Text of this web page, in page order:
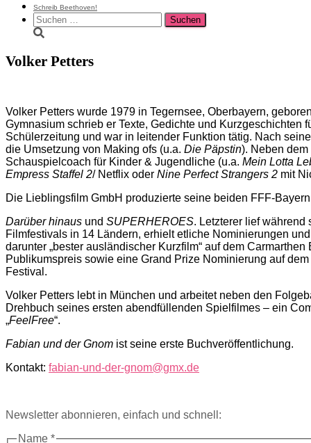
Schreib Beethoven!
Suchen
nach:
Volker Petters
Volker Petters wurde 1979 in Tegernsee, Oberbayern,
Gymnasium schrieb er Texte, Gedichte und Kurzgeschichten
Schülerzeitung und war in leitender Funktion tätig. Nach
die Umsetzung von Making ofs (u.a. Die Päpstin). Neben
Schauspielcoach für Kinder & Jugendliche (u.a. Mein Lotta
Empress Staffel 2/ Netflix oder Nine Perfect Strangers 2 mit
Die Lieblingsfilm GmbH produzierte seine beiden FFF-
Darüber hinaus und SUPERHEROES. Letzterer lief während
Filmfestivals in 14 Ländern, erhielt etliche Nominierungen
darunter „bester ausländischer Kurzfilm“ auf dem
Publikumspreis sowie eine Grand Prize Nominierung auf
Festival.
Volker Petters lebt in München und arbeitet neben den
Drehbuch seines ersten abendfüllenden Spielfilmes – ein
„FeelFree“.
Fabian und der Gnom ist seine erste Buchveröffentlichung.
Kontakt: fabian-und-der-gnom@gmx.de
Newsletter abonnieren, einfach und schnell:
Name *